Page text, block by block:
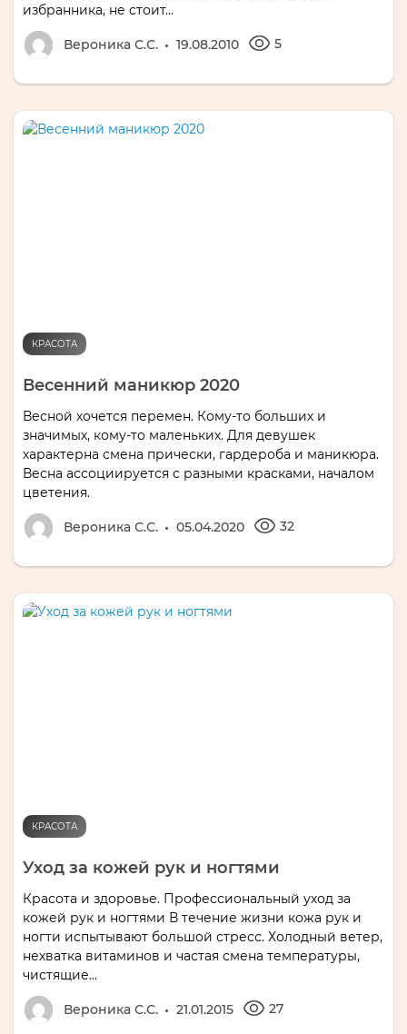
избранника, не стоит...
Вероника С.С. 19.08.2010 5
КРАСОТА
Весенний маникюр 2020
Весной хочется перемен. Кому-то больших и
значимых, кому-то маленьких. Для девушек
характерна смена прически, гардероба и маникюра.
Весна ассоциируется с разными красками, началом
цветения.
Вероника С.С. 05.04.2020 32
КРАСОТА
Уход за кожей рук и ногтями
Красота и здоровье. Профессиональный уход за
кожей рук и ногтями В течение жизни кожа рук и
ногти испытывают большой стресс. Холодный ветер,
нехватка витаминов и частая смена температуры,
чистящие...
Вероника С.С. 21.01.2015 27